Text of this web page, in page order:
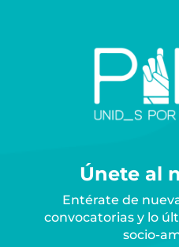
Únete al
Entérate de
convocatorias y lo
socio-